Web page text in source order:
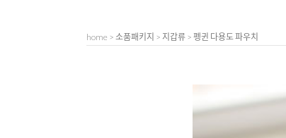
home > 소품패키지 > 지갑류 > 펭귄 다용도 파우치